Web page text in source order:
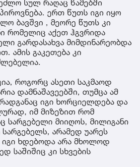
სულ რაღაც წამებში
ერთ წუთს იგი იყო
ბავშვი , მეორე წუთს კი
რომელიც აქეთ ჰგვრიდა
გარდასახვა მიმდინარეობდა
ამის გაკეთება კი
როგორც ასეთი საკმაოდ
დამნაშავეებში, თუმცა ამ
იგი ხორციელდება და
იმ მიზეზით რომ
სარგებელი მიიღოს, მილიგანი
არამედ უარეს
იგი ხდებოდა არა მხოლოდ
საშიშიც კი სხვების